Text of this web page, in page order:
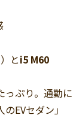
とi5 M60
っぷり。通勤に
EVセダン」